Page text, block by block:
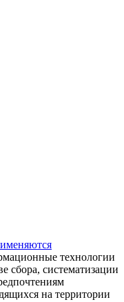
технологии
сбора, систематизации
на территории